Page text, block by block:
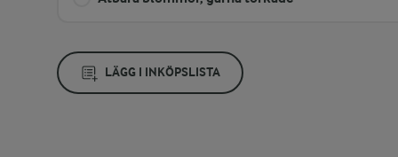
LÄGG I INKÖPSLISTA